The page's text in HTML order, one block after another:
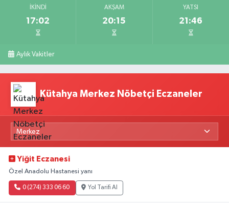
İKINDI
17:02
AKŞAM
20:15
YATSI
21:46
Aylık Vakitler
Kütahya Merkez Nöbetçi Eczaneler
Yiğit Eczanesi
Özel Anadolu Hastanesi yanı
0 (274) 333 06 60 Yol Tarifi Al